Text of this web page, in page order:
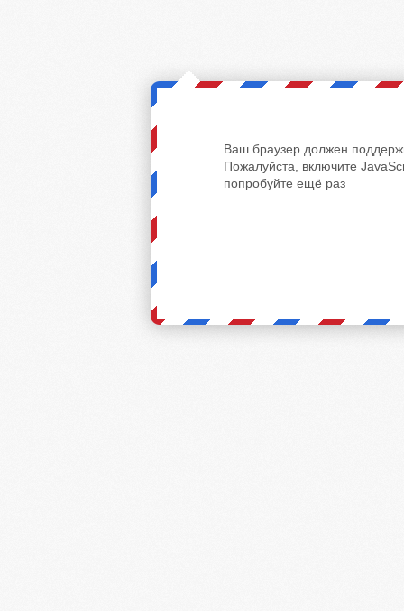
Ваш браузер должен
Пожалуйста, включите
попробуйте ещё раз